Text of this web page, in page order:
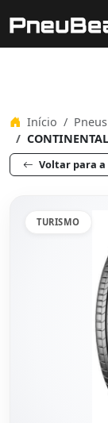
Início
Pneus
Voltar para a
TURISMO